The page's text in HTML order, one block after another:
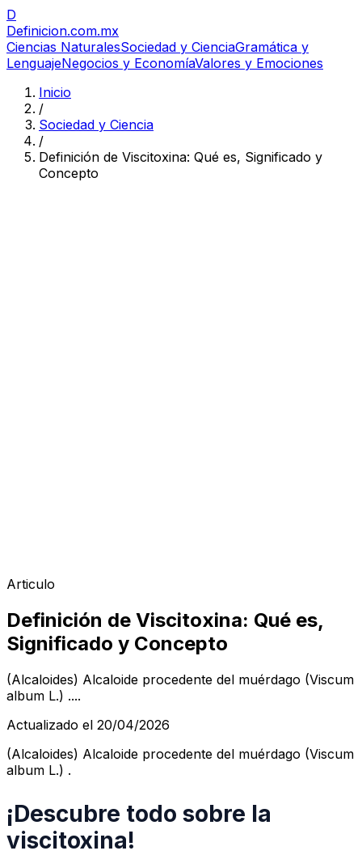
D
Definicion.com.mx
Ciencias NaturalesSociedad y CienciaGramática y
LenguajeNegocios y EconomíaValores y Emociones
Inicio
/
Sociedad y Ciencia
/
Definición de Viscitoxina: Qué es, Significado y
Concepto
Articulo
Definición de Viscitoxina: Qué es,
Significado y Concepto
(Alcaloides) Alcaloide procedente del muérdago (Viscum
album L.) ....
Actualizado el 20/04/2026
(Alcaloides) Alcaloide procedente del muérdago (Viscum
album L.) .
¡Descubre todo sobre la
viscitoxina!